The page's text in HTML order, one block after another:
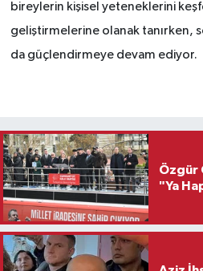
bireylerin kişisel yeteneklerini
geliştirmelerine olanak tanırken,
da güçlendirmeye devam ediyor.
Özgür
"Ya